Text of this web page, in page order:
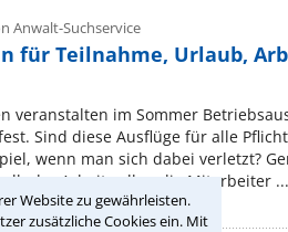
Website zu gewährleisten.
zusätzliche Cookies ein. Mit
Anwalt-Suchservice
für Teilnahme, Urlaub,
veranstalten im Sommer
Sind diese Ausflüge für alle
wenn man sich dabei verletzt?
der Arbeit sollen die Mitarbeiter ...